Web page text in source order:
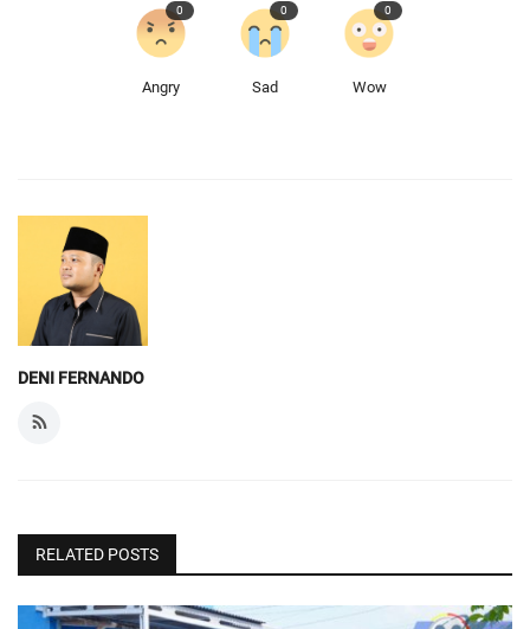
Angry
0
Sad
0
Wow
0
DENI FERNANDO
RELATED POSTS